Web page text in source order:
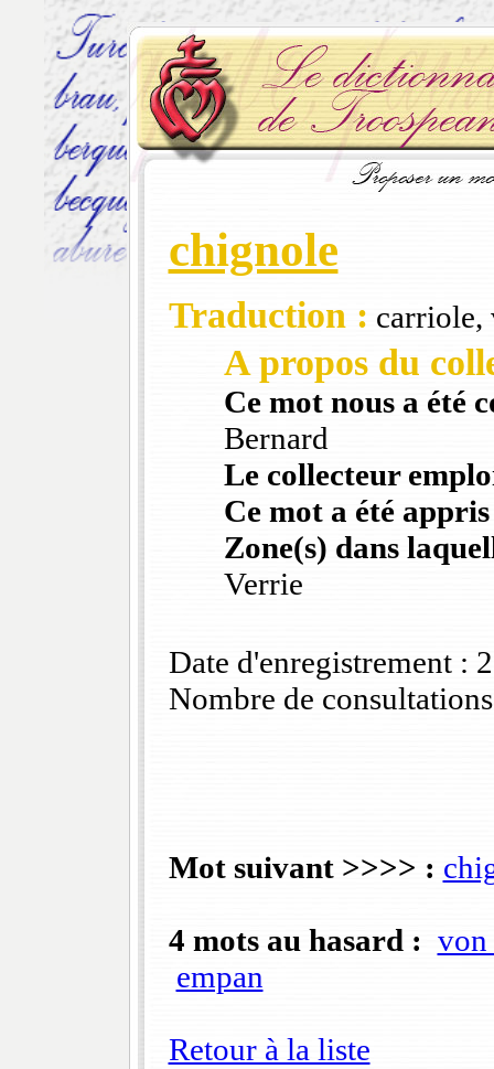
chignole
Traduction : carriole,
A propos du
Ce mot nous a été
Bernard
Le collecteur
Ce mot a été
Zone(s) dans
Verrie
Date d'enregistrement :
Nombre de
Mot suivant >>>> :
4 mots au hasard : von
empan
Retour à la liste